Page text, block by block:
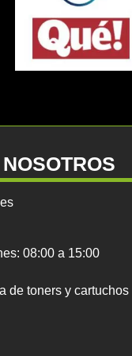
08:00 a 15:00
de toners y cartuchos